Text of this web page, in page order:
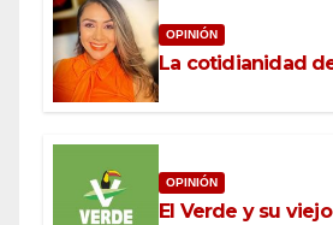
OPINIÓN
La cotidianidad
OPINIÓN
El Verde y su